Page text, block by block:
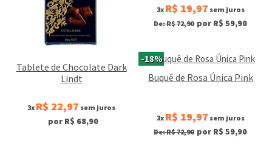
Tablete de Chocolate Dark
Lindt
3x R$ 22,97 sem juros
por R$ 68,90
3x R$ 19,97 sem juros
De: R$ 72,90 por R$ 59,90
-18%
Buquê de Rosa Única Pink
3x R$ 19,97 sem juros
De: R$ 72,90 por R$ 59,90